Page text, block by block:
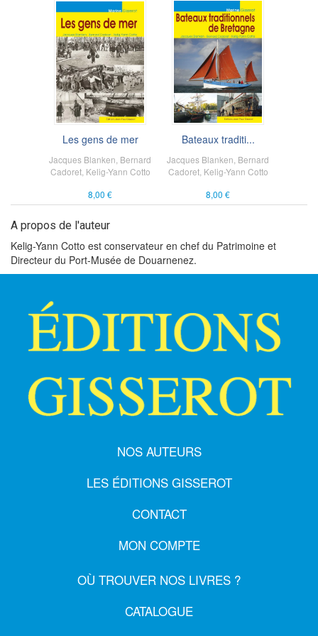
Les gens de mer
Jacques Blanken Bernard
Cadoret, Kelig-Yann Cotto
8,00 €
Bateaux traditi...
Jacques Blanken Bernard
Cadoret, Kelig-Yann Cotto
8,00 €
A propos de l'auteur
Kelig-Yann Cotto est conservateur en chef du Patrimoine et
Directeur du Port-Musée de Douarnenez.
NOS AUTEURS
LES ÉDITIONS GISSEROT
CONTACT
MON COMPTE
OÙ TROUVER NOS LIVRES ?
CATALOGUE